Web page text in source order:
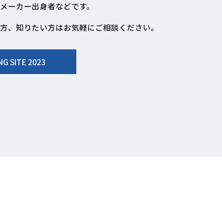
ーカー出身者などです。
、知りたい方はお気軽にご相談ください。
SITE 2023